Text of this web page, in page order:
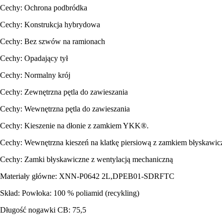
Cechy: Ochrona podbródka
Cechy: Konstrukcja hybrydowa
Cechy: Bez szwów na ramionach
Cechy: Opadający tył
Cechy: Normalny krój
Cechy: Zewnętrzna pętla do zawieszania
Cechy: Wewnętrzna pętla do zawieszania
Cechy: Kieszenie na dłonie z zamkiem YKK®.
Cechy: Wewnętrzna kieszeń na klatkę piersiową z zamkiem
Cechy: Zamki błyskawiczne z wentylacją mechaniczną
Materiały główne: XNN-P0642 2L,DPEB01-SDRFTC
Skład: Powłoka: 100 % poliamid (recykling)
Długość nogawki CB: 75,5